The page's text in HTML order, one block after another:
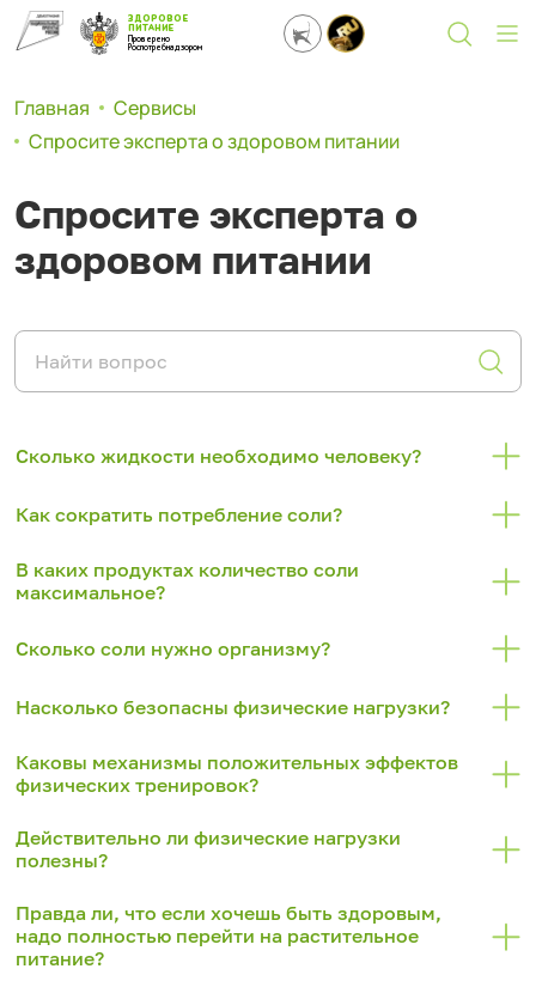
ЗДОРОВОЕ
ПИТАНИЕ
Проверено
Роспотребнадзором
Главная
Сервисы
Спросите эксперта о здоровом питании
Спросите эксперта о
здоровом питании
Сколько жидкости необходимо человеку?
Как сократить потребление соли?
В каких продуктах количество соли
максимальное?
Сколько соли нужно организму?
Насколько безопасны физические нагрузки?
Каковы механизмы положительных эффектов
физических тренировок?
Действительно ли физические нагрузки
полезны?
Правда ли, что если хочешь быть здоровым,
надо полностью перейти на растительное
питание?